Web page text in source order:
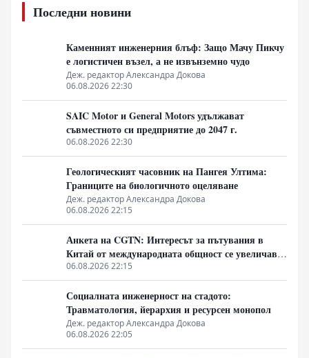
Последни новини
Каменният инженерния блъф: Защо Мачу Пикчу
е логистичен възел, а не извънземно чудо
Деж. редактор Александра Докова
06.08.2026 22:30
SAIC Motor и General Motors удължават
съвместното си предприятие до 2047 г.
06.08.2026 22:30
Геологическият часовник на Пангея Ултима:
Границите на биологичното оцеляване
Деж. редактор Александра Докова
06.08.2026 22:15
Анкета на CGTN: Интересът за пътувания в
Китай от международната общност се увеличава
бързо
06.08.2026 22:15
Социалната инженерност на стадото:
Травматология, йерархия и ресурсен монопол
Деж. редактор Александра Докова
06.08.2026 22:05